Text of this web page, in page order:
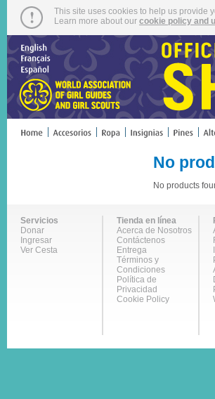
This site uses cookies to help us provide
Learn more about our cookie policy and
No
No products
Servicios
Donar
Ingresar
Ver Cesta
Tienda en línea
Acerca de Nosotros
Contáctenos
Entrega
Términos y
Condiciones
Política de
Privacidad
Cookie Policy